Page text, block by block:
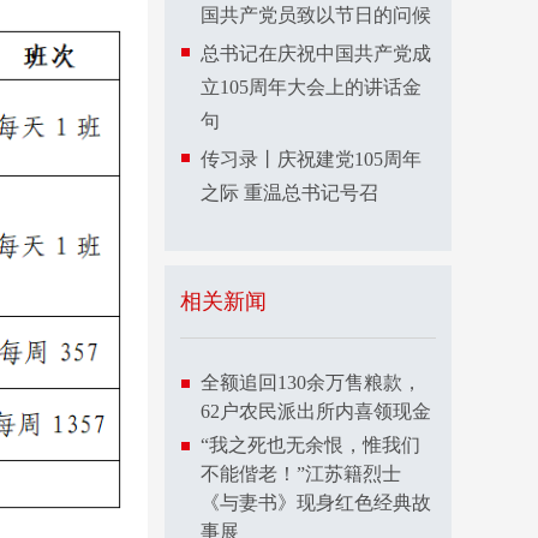
国共产党员致以节日的问候
总书记在庆祝中国共产党成
立105周年大会上的讲话金
句
传习录丨庆祝建党105周年
之际 重温总书记号召
相关新闻
全额追回130余万售粮款，
62户农民派出所内喜领现金
“我之死也无余恨，惟我们
不能偕老！”江苏籍烈士
《与妻书》现身红色经典故
事展